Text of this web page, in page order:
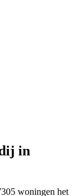
in
woningen het